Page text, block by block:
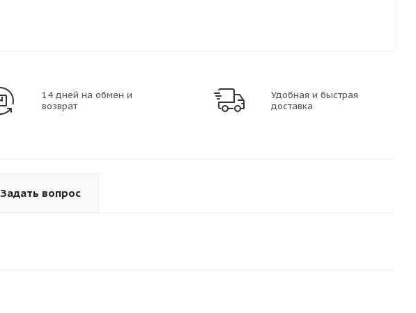
14 дней на обмен и
возврат
Удобная и быстрая
доставка
Задать вопрос